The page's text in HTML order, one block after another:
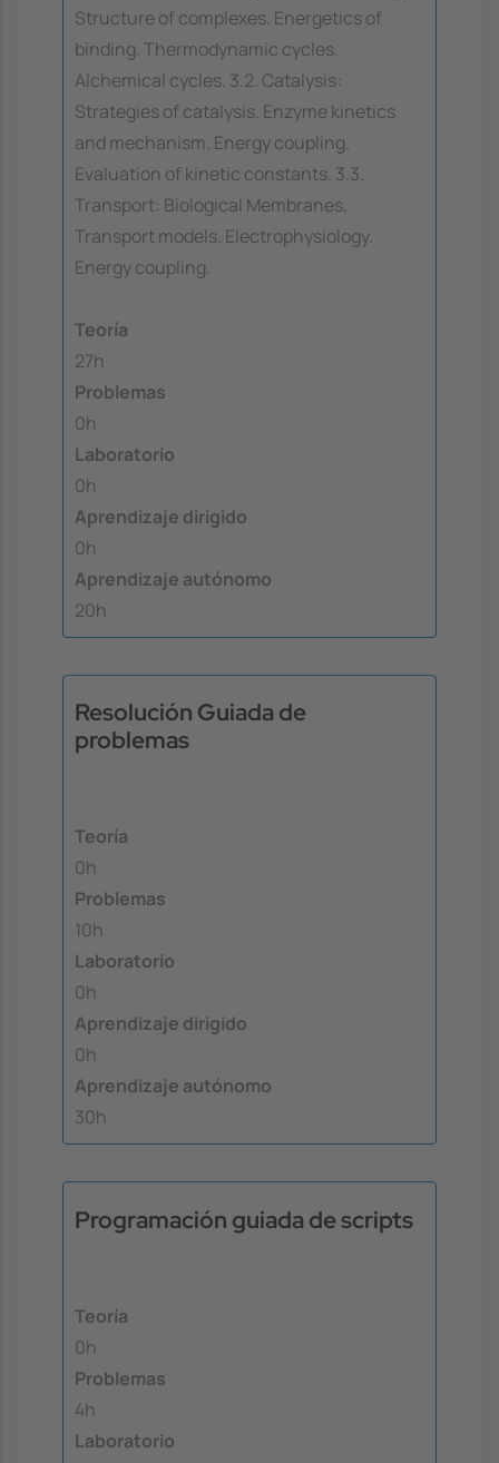
Structure of complexes. Energetics of
binding. Thermodynamic cycles.
Alchemical cycles. 3.2. Catalysis:
Strategies of catalysis. Enzyme kinetics
and mechanism. Energy coupling.
Evaluation of kinetic constants. 3.3.
Transport: Biological Membranes,
Transport models. Electrophysiology.
Energy coupling.
Teoría
27h
Problemas
0h
Laboratorio
0h
Aprendizaje dirigido
0h
Aprendizaje autónomo
20h
Resolución Guiada de
problemas
Teoría
0h
Problemas
10h
Laboratorio
0h
Aprendizaje dirigido
0h
Aprendizaje autónomo
30h
Programación guiada de scripts
Teoría
0h
Problemas
4h
Laboratorio